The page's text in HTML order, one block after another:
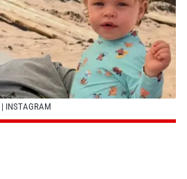
| INSTAGRAM